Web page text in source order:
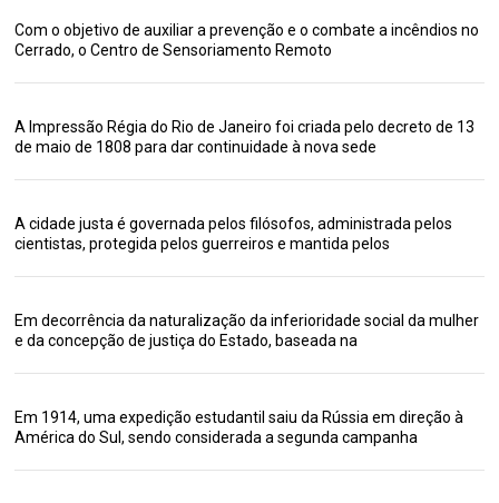
Com o objetivo de auxiliar a prevenção e o combate a incêndios no
Cerrado, o Centro de Sensoriamento Remoto
A Impressão Régia do Rio de Janeiro foi criada pelo decreto de 13
de maio de 1808 para dar continuidade à nova sede
A cidade justa é governada pelos filósofos, administrada pelos
cientistas, protegida pelos guerreiros e mantida pelos
Em decorrência da naturalização da inferioridade social da mulher
e da concepção de justiça do Estado, baseada na
Em 1914, uma expedição estudantil saiu da Rússia em direção à
América do Sul, sendo considerada a segunda campanha